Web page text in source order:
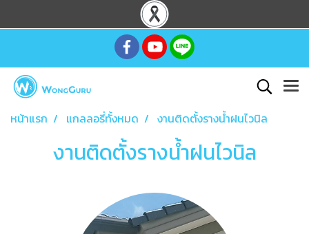
หน้าแรก แกลลอรี่ทั้งหมด งานติดตั้งรางน้ำฝนไวนิล
งานติดตั้งรางน้ำฝนไวนิล